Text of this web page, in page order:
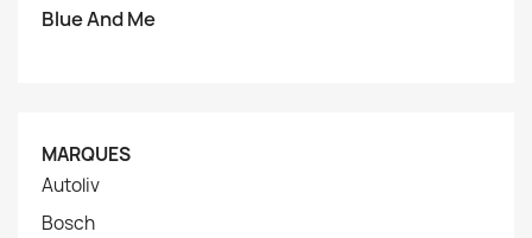
Blue And Me
MARQUES
Autoliv
Bosch